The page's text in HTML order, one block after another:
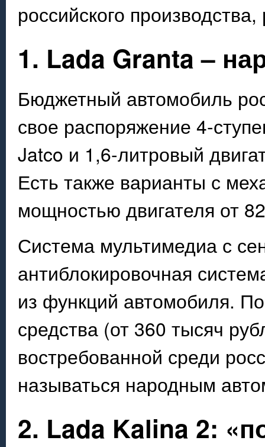
российского
1. Lada Granta –
Бюджетный автомобиль
свое распоряжение 4-
Jatco и 1,6-литровый
Есть также варианты с
мощностью двигателя от
Система мультимедиа с
антиблокировочная
из функций автомобиля.
средства (от 360 тысяч
востребованной среди
называться народным
2. Lada Kalina 2: